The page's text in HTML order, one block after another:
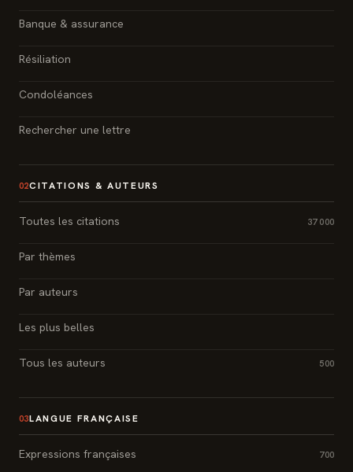
Banque & assurance
Résiliation
Condoléances
Rechercher une lettre
02CITATIONS & AUTEURS
Toutes les citations 37 000
Par thèmes
Par auteurs
Les plus belles
Tous les auteurs 500
03LANGUE FRANÇAISE
Expressions françaises 700